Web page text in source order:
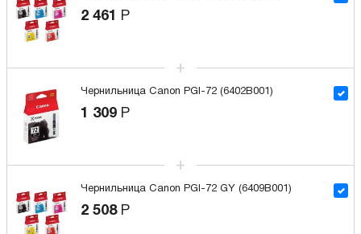
2 461 Р
Чернильница Canon PGI-72 (6402B001)
1 309 Р
Чернильница Canon PGI-72 GY (6409B001)
2 508 Р